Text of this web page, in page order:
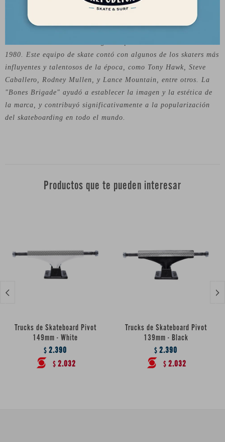
marca se ha convertido en un referente en la industria del skate.
Desde sus inicios, Bones se ha centrado en la fabricación de
ruedas de skate de alta calidad y alto rendimiento. Su producto
1980. Este equipo de skate contó con algunos de los skaters más
influyentes y talentosos de la época, como Tony Hawk, Steve
Caballero, Rodney Mullen, y Lance Mountain, entre otros. La
"Bones Brigade" ayudó a establecer la imagen y la estética de
la marca, y contribuyó significativamente a la popularización
del skateboarding en todo el mundo.
Productos que te pueden interesar
Trucks de Skateboard Pivot
149mm - White
$ 2.390
$ 2.032
Trucks de Skateboard Pivot
139mm - Black
$ 2.390
$ 2.032
 